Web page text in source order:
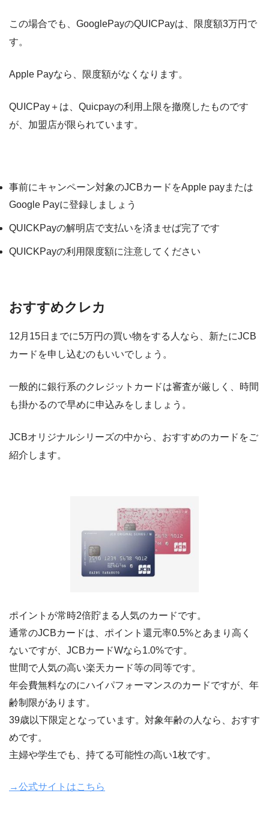
この場合でも、GooglePayのQUICPayは、限度額3万円で
す。
Apple Payなら、限度額がなくなります。
QUICPay＋は、Quicpayの利用上限を撤廃したものです
が、加盟店が限られています。
事前にキャンペーン対象のJCBカードをApple payまたは
Google Payに登録しましょう
QUICKPayの解明店で支払いを済ませば完了です
QUICKPayの利用限度額に注意してください
おすすめクレカ
12月15日までに5万円の買い物をする人なら、 新たにJCB
カードを申し込むのもいいでしょう。
一般的に銀行系のクレジットカードは審査が厳しく、時間
も掛かるので早めに申込みをしましょう。
JCBオリジナルシリーズの中から、おすすめのカードをご
紹介します。
ポイントが常時2倍貯まる人気のカードです。
通常のJCBカードは、ポイント還元率0.5%とあまり高く
ないですが、JCBカードWなら1.0%です。
世間で人気の高い楽天カード等の同等です。
年会費無料なのにハイパフォーマンスのカードですが、年
齢制限があります。
39歳以下限定となっています。対象年齢の人なら、おすす
めです。
主婦や学生でも、持てる可能性の高い1枚です。
→公式サイトはこちら